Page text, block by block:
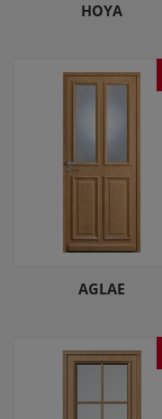
HOYA
AGLAE